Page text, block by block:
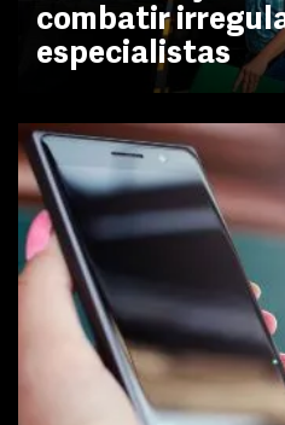
combatir
especialistas